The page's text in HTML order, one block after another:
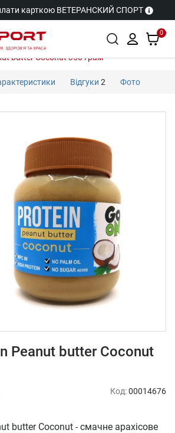
карткою ВЕТЕРАНСКИЙ СПОРТ
0
butter Coconut 350 грам
Відгуки 2 Фото
Peanut butter Coconut
Код:00014676
butter Coconut - смачне арахісове